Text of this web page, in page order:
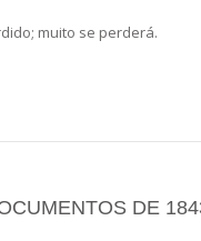
muito se perderá.
DE